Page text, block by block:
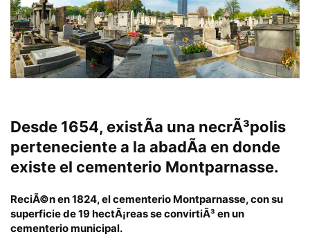
Desde 1654, existÃ­a una necrÃ³polis
perteneciente a la abadÃ­a en donde
existe el cementerio Montparnasse.
ReciÃ©n en1824, el cementerio Montparnasse, con su
superficie de 19 hectÃ¡reas se convirtiÃ³ en un
cementerio municipal.